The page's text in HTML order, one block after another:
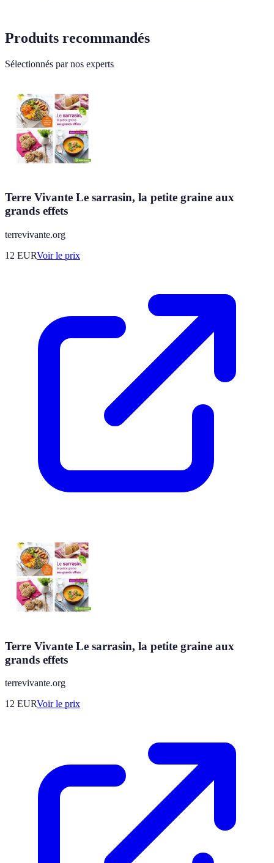
Produits recommandés
Sélectionnés par nos experts
Terre Vivante Le sarrasin, la petite graine aux
grands effets
terrevivante.org
12 EURVoir le prix
Terre Vivante Le sarrasin, la petite graine aux
grands effets
terrevivante.org
12 EURVoir le prix